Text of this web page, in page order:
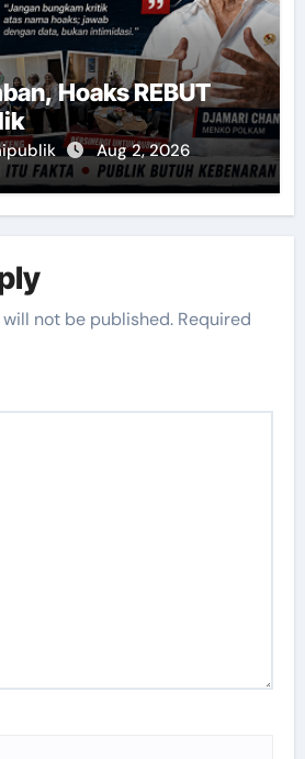
Hoaks REBUT
Aug 2, 2026
not be published. Required